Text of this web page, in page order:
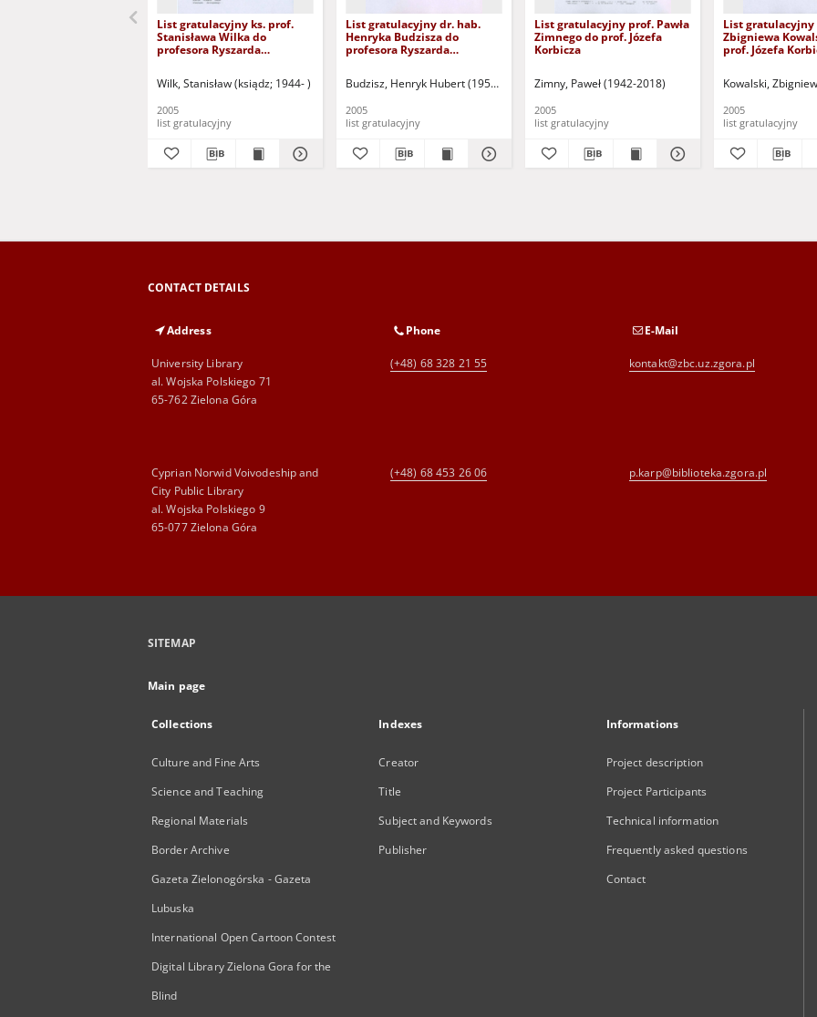
List gratulacyjny ks. prof.
Stanisława Wilka do
profesora Ryszarda
Wilk, Stanisław (ksiądz; 1944- )
2005
list gratulacyjny
List gratulacyjny dr. hab.
Henryka Budzisza do
profesora Ryszarda
Budzisz, Henryk Hubert (1950- )
2005
list gratulacyjny
List gratulacyjny prof. Pawła
Zimnego do prof. Józefa
Korbicza
Zimny, Paweł (1942-2018)
2005
list gratulacyjny
List gratulacyjny
Zbigniewa
prof. Józefa
Kowalski,
2005
list gratulacyjny
CONTACT DETAILS
Address
University Library
al. Wojska Polskiego 71
65-762 Zielona Góra
Phone
(+48) 68 328 21 55
E-Mail
kontakt@zbc.uz.zgora.pl
Cyprian Norwid Voivodeship and
City Public Library
al. Wojska Polskiego 9
65-077 Zielona Góra
(+48) 68 453 26 06 p.karp@biblioteka.zgora.pl
SITEMAP
Main page
Collections
Culture and Fine Arts
Science and Teaching
Regional Materials
Border Archive
Gazeta Zielonogórska - Gazeta
Lubuska
International Open Cartoon Contest
Digital Library Zielona Gora for the
Blind
Indexes
Creator
Title
Subject and Keywords
Publisher
Informations
Project description
Project Participants
Technical information
Frequently asked questions
Contact